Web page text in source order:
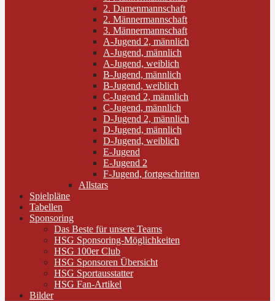
2. Damenmannschaft
2. Männermannschaft
3. Männermannschaft
A-Jugend 2, männlich
A-Jugend, männlich
A-Jugend, weiblich
B-Jugend, männlich
B-Jugend, weiblich
C-Jugend 2, männlich
C-Jugend, männlich
D-Jugend 2, männlich
D-Jugend, männlich
D-Jugend, weiblich
E-Jugend
E-Jugend 2
F-Jugend, fortgeschritten
Allstars
Spielpläne
Tabellen
Sponsoring
Das Beste für unsere Teams
HSG Sponsoring-Möglichkeiten
HSG 100er Club
HSG Sponsoren Übersicht
HSG Sportausstatter
HSG Fan-Artikel
Bilder